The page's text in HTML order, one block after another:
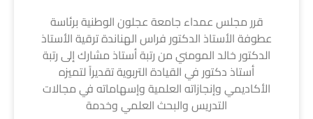
قرر مجلس عمداء جامعة عجلون الوطنية برئاسة
عطوفة الأستاذ الدكتور فراس الهناندة ترقية الأستاذ
الدكتور خالد المومني من رتبة أستاذ مشارك إلى رتبة
أستاذ دكتور في القيادة التربوية تقديراً لتميزه
الأكاديمي وإنجازاته العلمية وإسهاماته في مجالات
التدريس والبحث العلمي وخدمة